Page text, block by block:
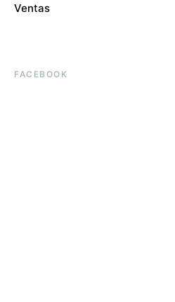
Ventas
FACEBOOK